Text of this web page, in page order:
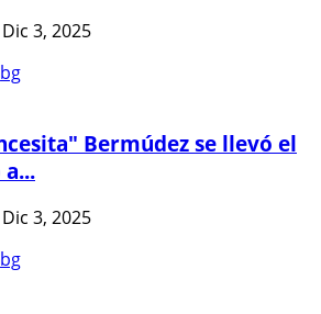
Dic 3, 2025
Bermúdez se llevó el
Dic 3, 2025